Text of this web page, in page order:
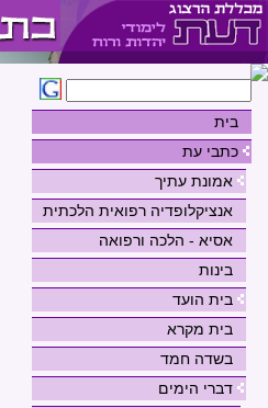
בית
כתבי עת
אמונת עתיך
אנציקלופדיה רפואית הלכתית
אסיא - הלכה ורפואה
בינות
בית הועד
בית מקרא
בשדה חמד
דברי הימים